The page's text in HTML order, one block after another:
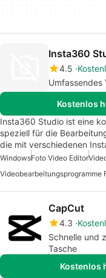
Insta360
4.5
Umfassendes
Kostenlos
Insta360 Studio ist eine
speziell für die
die mit verschiedenen
WindowsFoto Video Editor
CapCut
4.3
Schnelle und
Tasche
Kostenlos